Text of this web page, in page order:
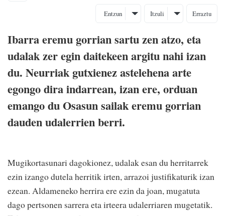
Entzun Itzuli Erraztu
Ibarra eremu gorrian sartu zen atzo, eta
udalak zer egin daitekeen argitu nahi izan
du. Neurriak gutxienez astelehena arte
egongo dira indarrean, izan ere, orduan
emango du Osasun sailak eremu gorrian
dauden udalerrien berri.
Mugikortasunari dagokionez, udalak esan du herritarrek
ezin izango dutela herritik irten, arrazoi justifikaturik izan
ezean. Aldameneko herrira ere ezin da joan, mugatuta
dago pertsonen sarrera eta irteera udalerriaren mugetatik.